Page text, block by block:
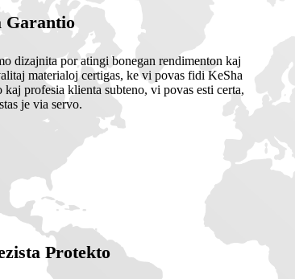
Garantio
dizajnita por atingi bonegan rendimenton kaj
materialoj certigas, ke vi povas fidi KeSha
profesia klienta subteno, vi povas esti certa,
je via servo.
Protekto